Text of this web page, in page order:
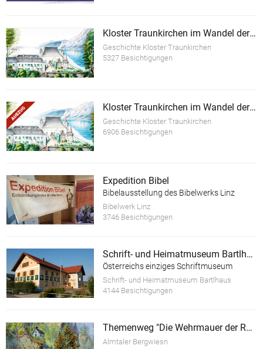
Kloster Traunkirchen im Wandel der Zeit
Geschichte Kloster Traunkirchen
5327 Besichtigungen
Kloster Traunkirchen im Wandel der Zeit (Auszug)
Geschichte Kloster Traunkirchen
6906 Besichtigungen
Expedition Bibel
Bibelausstellung des Bibelwerks Linz
Bibelwerk Linz
3746 Besichtigungen
Schrift- und Heimatmuseum Bartlhaus
Österreichs einziges Schriftmuseum
Schrift- und Heimatmuseum Bartlhaus
4144 Besichtigungen
Themenweg "Die Wehrmauer der Ruine Scharnstein"
Almtaler Bergwiesn